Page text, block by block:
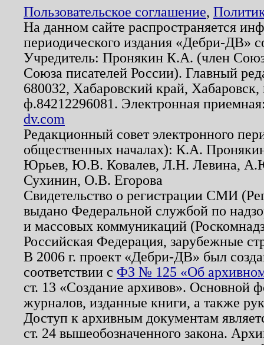
Пользовательское соглашение,
На данном сайте распространяется
периодического издания «Дебри-ДВ»
Учредитель: Пронякин К.А. (член
Союза писателей России). Главный
680032, Хабаровский край,
ф.84212296081. Электронная
dv.com
Редакционный совет электронного
общественных началах): К.А.
Юрьев, Ю.В. Ковалев, Л.Н. Левина,
Сухинин, О.В. Егорова
Свидетельство о регистрации СМИ
выдано Федеральной службой по
и массовых коммуникаций
Российская Федерация, зарубежные
В 2006 г. проект «Дебри-ДВ» был
соответствии с ФЗ № 125 «Об
ст. 13 «Создание архивов». Основной
журналов, изданные книги, а также
Доступ к архивным документам
ст. 24 вышеобозначенного закона.